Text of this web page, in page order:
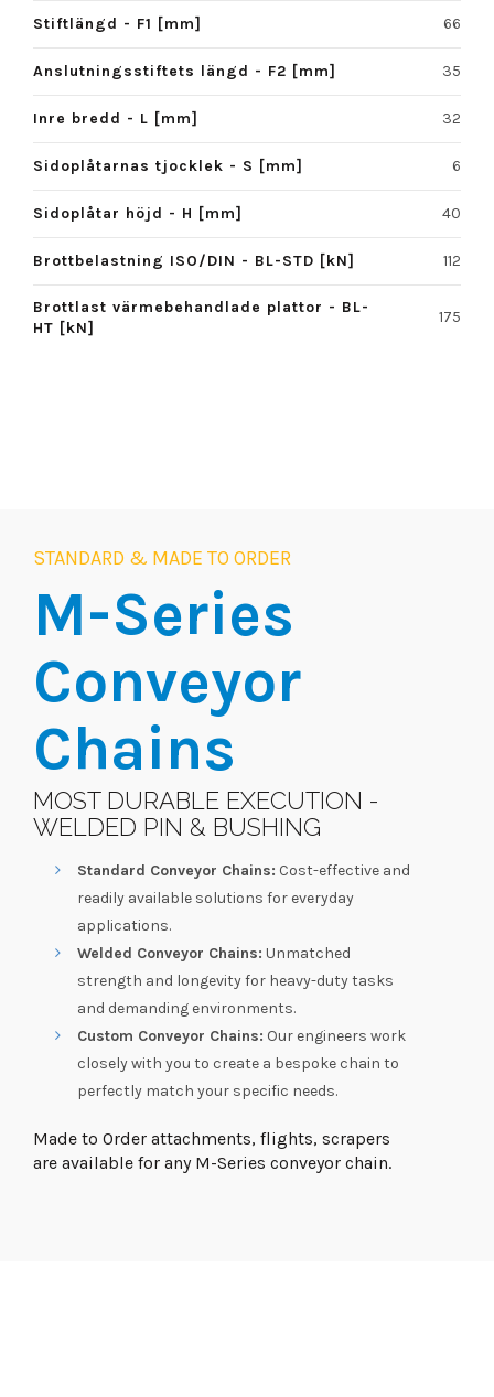
Stiftlängd - F1 [mm] 66
Anslutningsstiftets längd - F2 [mm] 35
Inre bredd - L [mm] 32
Sidoplåtarnas tjocklek - S [mm] 6
Sidoplåtar höjd - H [mm] 40
Brottbelastning ISO/DIN - BL-STD [kN] 112
Brottlast värmebehandlade plattor - BL-
HT [kN]
175
STANDARD & MADE TO ORDER
M-Series
Conveyor
Chains
MOST DURABLE EXECUTION -
WELDED PIN & BUSHING
Standard Conveyor Chains: Cost-effective and
readily available solutions for everyday
applications.
Welded Conveyor Chains: Unmatched
strength and longevity for heavy-duty tasks
and demanding environments.
Custom Conveyor Chains: Our engineers work
closely with you to create a bespoke chain to
perfectly match your specific needs.
Made to Order attachments, flights, scrapers
are available for any M-Series conveyor chain.